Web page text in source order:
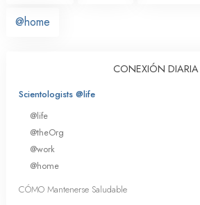
@home
CONEXIÓN DIARIA
Scientologists @life
@life
@theOrg
@work
@home
CÓMO Mantenerse Saludable